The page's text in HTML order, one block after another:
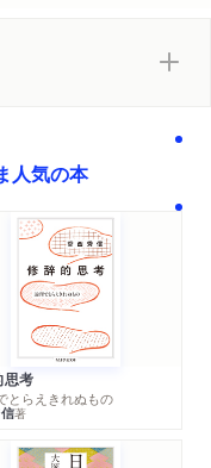
人気の本
考
とらえきれぬもの
著